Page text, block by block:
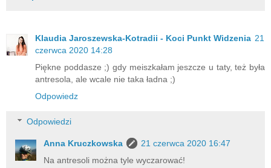
Klaudia Jaroszewska-Kotradii - Koci Punkt Widzenia 21
czerwca 2020 14:28
Piękne poddasze ;) gdy meiszkałam jeszcze u taty, też była
antresola, ale wcale nie taka ładna ;)
Odpowiedz
Odpowiedzi
Anna Kruczkowska
21 czerwca 2020 16:47
Na antresoli można tyle wyczarować!